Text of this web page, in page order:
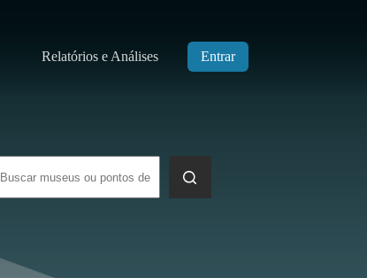
Relatórios e Análises Entrar
resultados